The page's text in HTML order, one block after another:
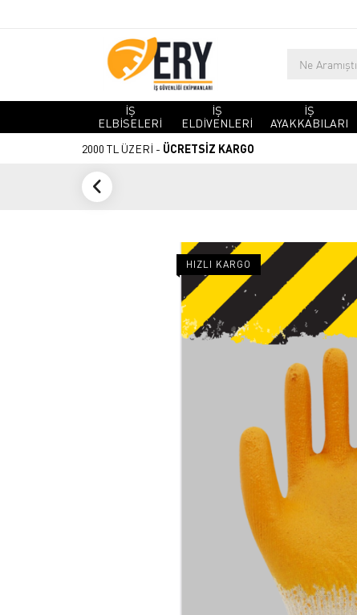
İŞ
ELBİSELERİ
İŞ
ELDİVENLERİ
İŞ
AYAKKABILARI
2000 TL ÜZERİ - ÜCRETSİZ KARGO
HIZLI KARGO